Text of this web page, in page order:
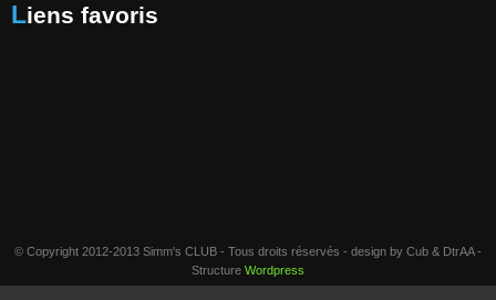
Liens favoris
© Copyright 2012-2013 Simm's CLUB - Tous droits réservés - design by Cub & DtrAA -
Structure Wordpress